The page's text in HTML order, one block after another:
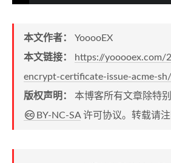
本文作者： YooooEX
本文链接：
https://
encrypt-certificate-issue-acme-sh/
版权声明： 本博客所有文章除特
BY-NC-SA许可协议。转载请注